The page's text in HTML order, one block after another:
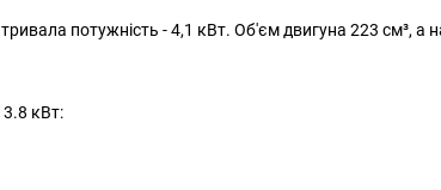
потужність - 4,1 кВт. Об'єм двигуна 223 см³, а
3.8 кВт: